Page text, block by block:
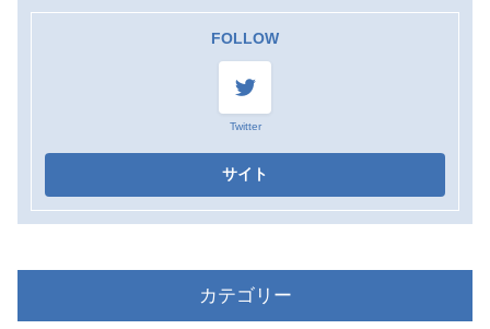
FOLLOW
Twitter
カテゴリー